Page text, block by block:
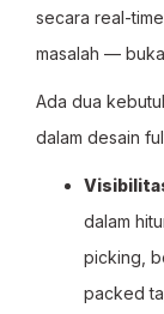
secara real-
masalah —
Ada dua
dalam desain
dalam
picking,
packed